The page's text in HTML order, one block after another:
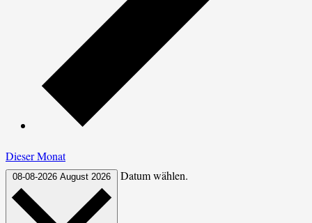
Dieser Monat
08-08-2026 August 2026 Datum wählen.